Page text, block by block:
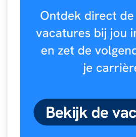
Sprookjes
Startpagina onderwijs
Tweede Wereldoorlog
Studieschuld & Hypotheek
Middelbare school niveaus
Studenten laptop
Docentenplein nieuwsbrief
Onderwijs CV
Schoolvakanties